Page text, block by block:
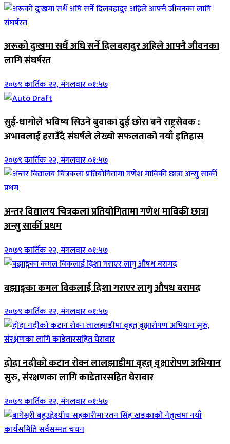
अरूको दुःखमा सधैँ अघि सर्ने दिलबहादुर अहिले आफ्नै जीवनका
लागि संघर्षरत
२०७९ कार्तिक २२, मंगलवार ०१:५७
सुई-धागोले भविष्य सिउने बुवाका दुई छोरा बने राष्ट्रसेवक :
अभावलाई हराउँदै संघर्षले लेख्यो सफलताको नयाँ इतिहास
२०७९ कार्तिक २२, मंगलवार ०१:५७
अन्तर विद्यालय चित्रकला प्रतियोगितामा गणेश माविकी छात्रा
अन्सु सार्की प्रथम
२०७९ कार्तिक २२, मंगलवार ०१:५७
बझाङ्गका कमल विकलाई दिशा गराएर लागु औषध बरामद
२०७९ कार्तिक २२, मंगलवार ०१:५७
दोदा नदीको कटान रोक्न लालझाडीमा वृहत् वृक्षारोपण अभियान
सुरु, संरक्षणका लागि काडेतारसहित घेराबार
२०७९ कार्तिक २२, मंगलवार ०१:५७